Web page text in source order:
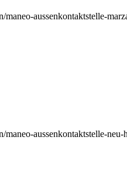
maneo-aussenkontaktstelle-
aussenkontaktstelle-neu-